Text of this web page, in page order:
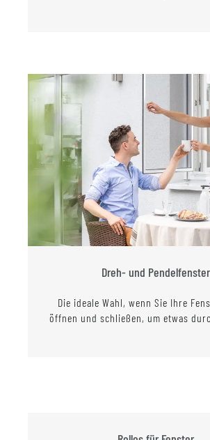
Dreh- und Pendelfenster
Die ideale Wahl, wenn Sie Ihre
öffnen und schließen, um etwas